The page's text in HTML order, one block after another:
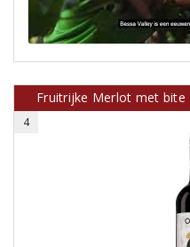
Fruitrijke Merlot met bite
4